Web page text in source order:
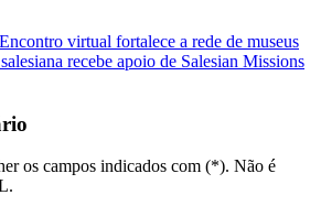
virtual fortalece a rede de museus
recebe apoio de Salesian Missions
os campos indicados com (*). Não é